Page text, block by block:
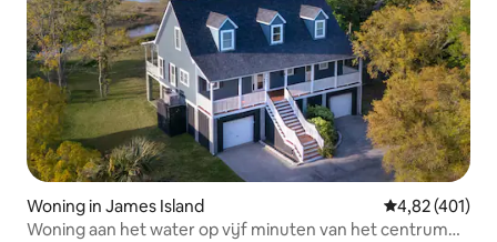
Woning in James Island Gemiddelde
4,82 (401)
Woning aan het water op vijf minuten van het centrum